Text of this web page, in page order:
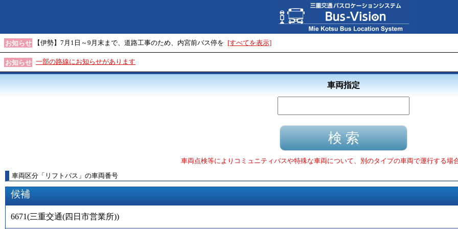
お知らせ 【伊勢】7月1日～9月末まで、道路工事のため、内宮前バス停を [すべてを表示]
お知らせ 一部の路線にお知らせがあります
車両指定
車両点検等によりコミュニティバスや特殊な車両について、別のタイプの車両で運行する場
車両区分 「 リフトバス 」 の車両番号
候補
6671(三重交通(四日市営業所))